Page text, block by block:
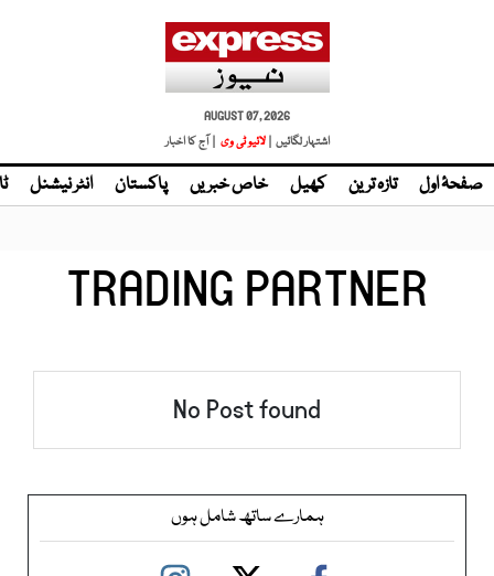
AUGUST 07, 2026
اشتہار لگائیں | لائیو ٹی وی | آج کا اخبار
صفحۂ اول تازہ ترین کھیل خاص خبریں پاکستان انٹر نیشنل
TRADING PARTNER
No Post found
ہمارے ساتھ شامل ہوں